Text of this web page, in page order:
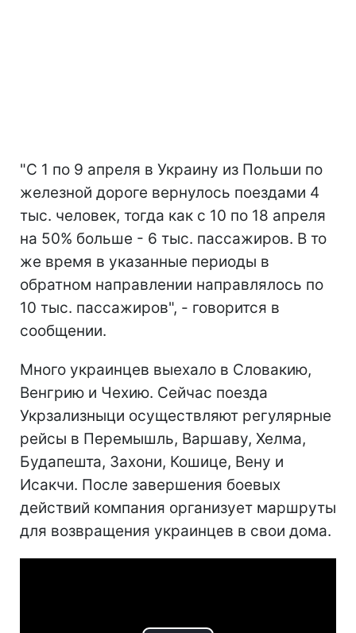
"С 1 по 9 апреля в Украину из Польши по
железной дороге вернулось поездами 4
тыс. человек, тогда как с 10 по 18 апреля
на 50% больше - 6 тыс. пассажиров. В то
же время в указанные периоды в
обратном направлении направлялось по
10 тыс. пассажиров", - говорится в
сообщении.
Много украинцев выехало в Словакию,
Венгрию и Чехию. Сейчас поезда
Укрзализныци осуществляют регулярные
рейсы в Перемышль, Варшаву, Хелма,
Будапешта, Захони, Кошице, Вену и
Исакчи. После завершения боевых
действий компания организует маршруты
для возвращения украинцев в свои дома.